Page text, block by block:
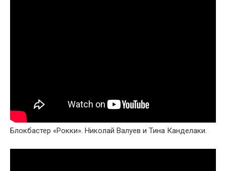
Блокбастер «Рокки». Николай Валуев и Тина Канделаки.